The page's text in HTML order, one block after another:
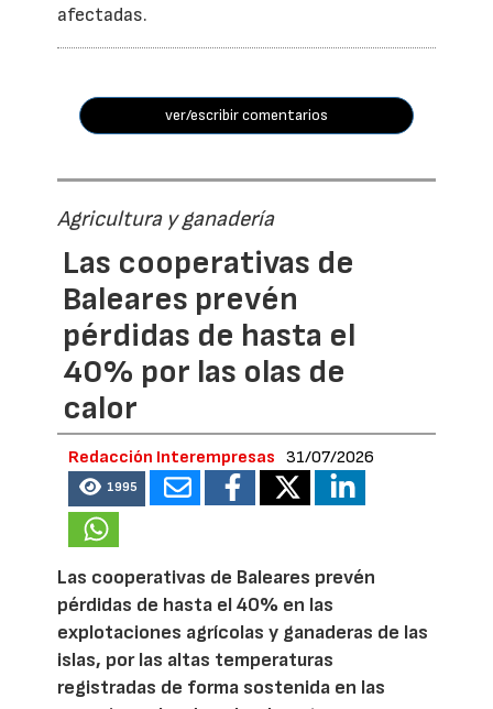
afectadas.
ver/escribir comentarios
Agricultura y ganadería
Las cooperativas de
Baleares prevén
pérdidas de hasta el
40% por las olas de
calor
Redacción Interempresas 31/07/2026
1995
Las cooperativas de Baleares prevén
pérdidas de hasta el 40% en las
explotaciones agrícolas y ganaderas de las
islas, por las altas temperaturas
registradas de forma sostenida en las